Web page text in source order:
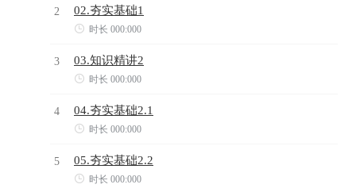
2 02.夯实基础1
 时长 000:000
3 03.知识精讲2
 时长 000:000
4 04.夯实基础2.1
 时长 000:000
5 05.夯实基础2.2
 时长 000:000